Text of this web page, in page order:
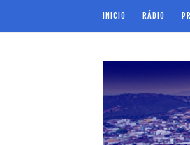
INICIO RÁDIO